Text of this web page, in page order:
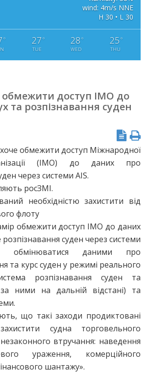
wind: 4m/s NNE
H 30 • L 30
° 27 °
TUE
28 °
WED
25 °
THU
обмежити доступ IMO до
та розпізнавання суден
хоче обмежити доступ Міжнародної
(IMO) до даних про
через системи AIS.
росЗМІ.
необхідністю захистити від
флоту
обмежити доступ IMO до даних
суден через системи
обмінюватися даними про
та курс суден у режимі реального
розпізнавання суден та
ними на дальній відстані) та
що такі заходи продиктовані
судна торговельного
втручання: наведення
ураження, комерційного
шантажу».